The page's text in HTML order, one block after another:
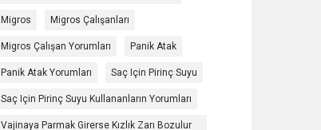
Migros Migros Çalışanları
Migros Çalışan Yorumları Panik Atak
Panik Atak Yorumları Saç Için Pirinç Suyu
Saç Için Pirinç Suyu Kullananların Yorumları
Vajinaya Parmak Girerse Kızlık Zarı Bozulur